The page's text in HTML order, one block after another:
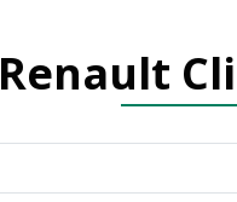
Renault